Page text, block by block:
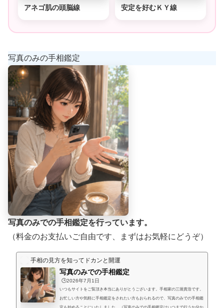
アネゴ肌の頭脳線 安定を好むＫＹ線
写真のみの手相鑑定
写真のみでの手相鑑定を行っています。
（料金のお支払いご自由です、まずはお気軽にどうぞ）
手相の見方を知ってドカンと開運
写真のみでの手相鑑定
🕒️2026年7月1日
いつもサイトをご覧頂き本当にありがとうございます。手相家の三堀貴浩です。
お忙しい方や気軽に手相鑑定をされたい方もおられるので、写真のみでの手相鑑